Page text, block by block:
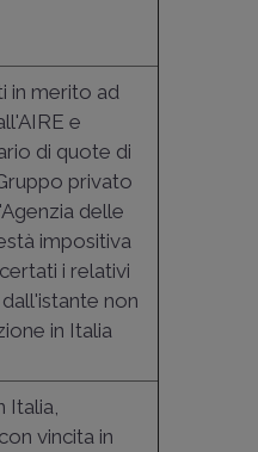
in merito ad
e
di quote di
privato
delle
impositiva
i relativi
non
in Italia
Italia,
vincita in